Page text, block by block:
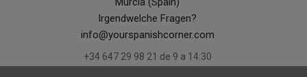
Irgendwelche Fragen?
info@yourspanishcorner.com
+34 647 29 98 21 de 9 a 14:30